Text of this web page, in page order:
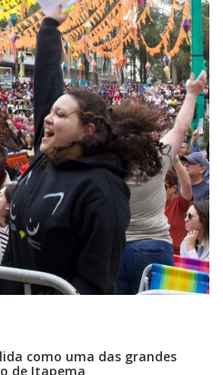
como uma das grandes
de Itapema